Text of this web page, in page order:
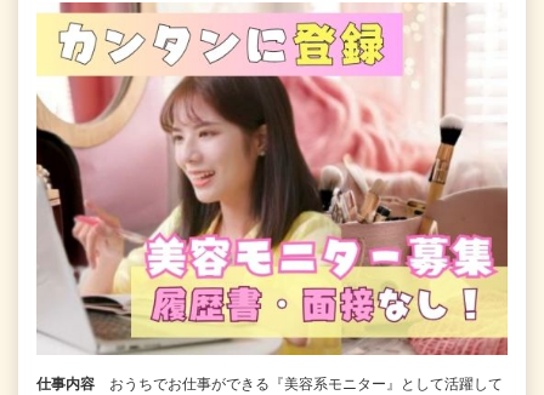
仕事内容
おうちでお仕事ができる『美容系モニター』として活躍して